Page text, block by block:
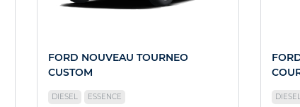
FORD NOUVEAU TOURNEO
CUSTOM
DIESEL
ESSENCE